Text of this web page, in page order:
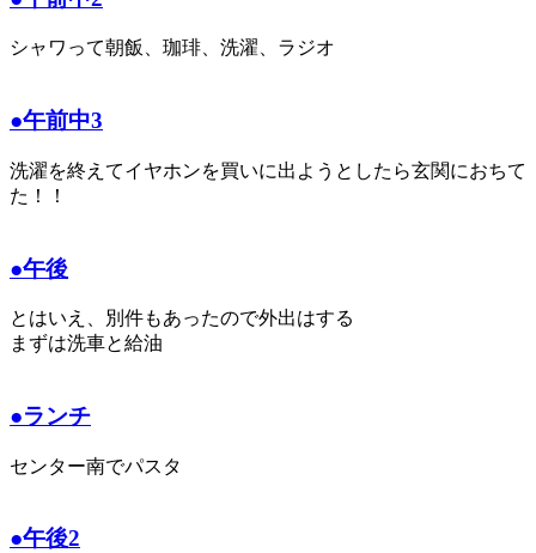
シャワって朝飯、珈琲、洗濯、ラジオ
●午前中3
洗濯を終えてイヤホンを買いに出ようとしたら玄関におちて
た！！
●午後
とはいえ、別件もあったので外出はする
まずは洗車と給油
●ランチ
センター南でパスタ
●午後2